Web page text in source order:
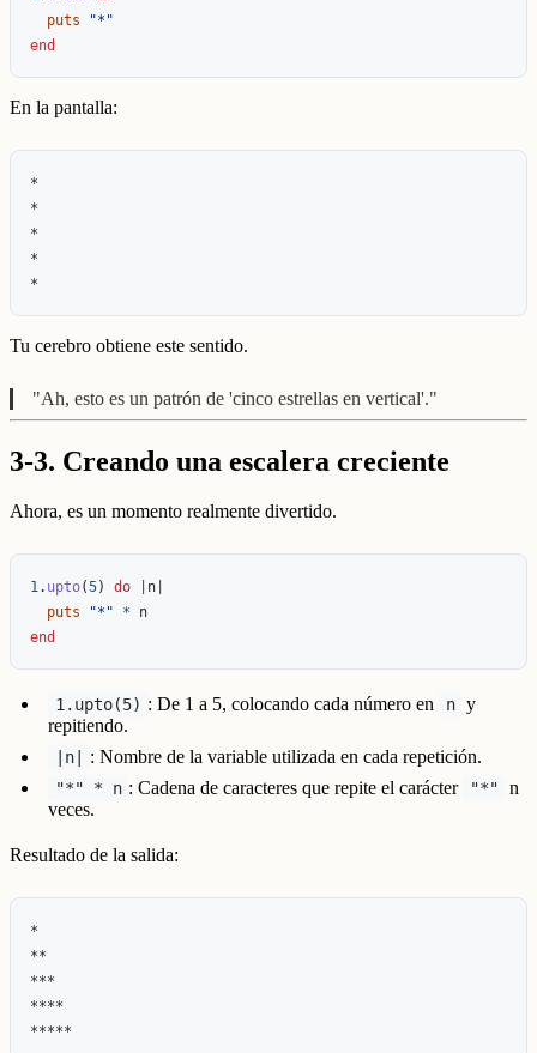
puts
"*"
end
En la pantalla:
*
*
*
*
Tu cerebro obtiene este sentido.
"Ah, esto es un patrón de 'cinco estrellas en vertical'."
3-3. Creando una escalera creciente
Ahora, es un momento realmente divertido.
1. upto(5) do n
puts
"*" *
n
end
1.upto(5) : De 1 a 5, colocando cada número en n y
repitiendo.
|n| : Nombre de la variable utilizada en cada repetición.
"*" * n : Cadena de caracteres que repite el carácter "*"
n
veces.
Resultado de la salida:
*
**
***
****